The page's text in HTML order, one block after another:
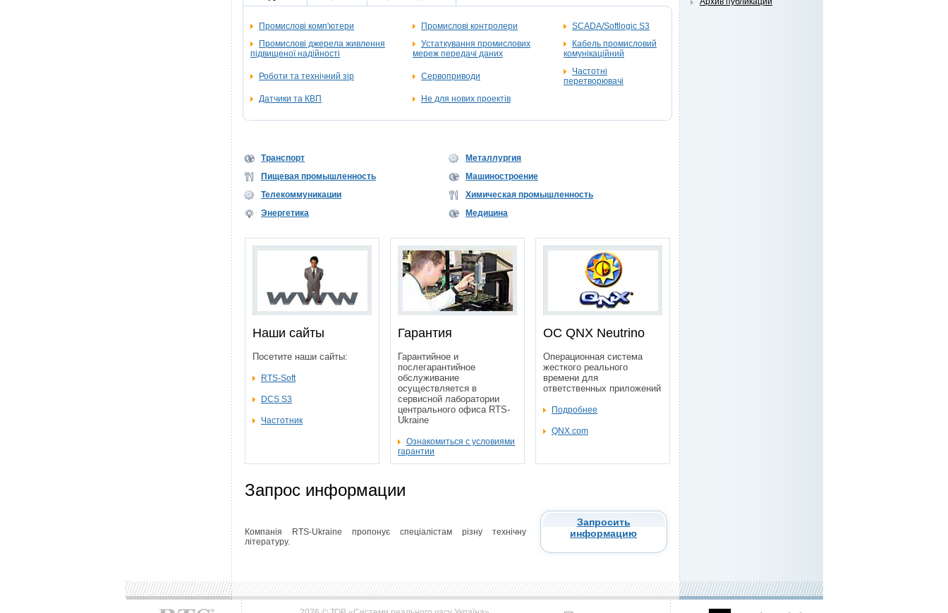
Промислові комп'ютери Промислові контролери
SCADA/Softlogic S3
Промислові джерела живлення
підвищеної надійності
Устаткування промислових
мереж передачі даних
Кабель промисловий
комунікаційний
Роботи та технічний зір Сервоприводи
Частотні
перетворювачі
Датчики та КВП
Не для нових проектів
Транспорт
Металлургия
Пищевая промышленность
Машиностроение
Телекоммуникации
Химическая промышленность
Энергетика
Медицина
Наши сайты
Посетите наши сайты:
RTS-Soft
DCS S3
Частотник
Гарантия
Гарантийное и
послегарантийное
обслуживание
осуществляется в
сервисной лаборатории
центрального офиса RTS-
Ukraine
Ознакомиться с условиями
гарантии
OC QNX Neutrino
Операционная система
жесткого реального
времени для
ответственных приложений
Подробнее
QNX.com
Запрос информации
Компанія RTS-Ukraine пропонує спеціалістам різну технічну
літературу.
Запросить
информацию